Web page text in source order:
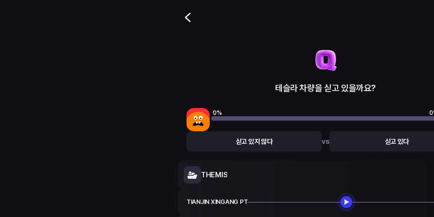
테슬라 차량을 싣고 있을까요?
0% 0
싣고 있지 않다 vs 싣고 있다
THEMIS
TIANJIN XINGANG PT